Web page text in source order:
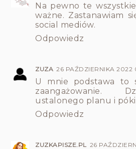
Na pewno te
ważne. Zastanawiam
social mediów.
Odpowiedz
ZUZA 26 PAŹDZIERNIKA 2022
U mnie podstawa to
zaangażowanie.
ustalonego planu i póki
Odpowiedz
ZUZKAPISZE.PL 26